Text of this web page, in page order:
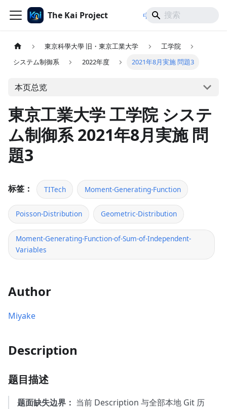
The Kai Project 中文/ 日本語
東京科學大學 旧・東京工業大学
工学院
システム制御系
2022年度 2021年8月実施 問題3
本页总览
東京工業大学 工学院 システ
ム制御系 2021年8月実施 問
題3
标签： TITech Moment-Generating-Function
Poisson-Distribution Geometric-Distribution
Moment-Generating-Function-of-Sum-of-Independent-
Variables
Author
Miyake
Description
题目描述
题面缺失边界： 当前 Description 与全部本地 Git 历